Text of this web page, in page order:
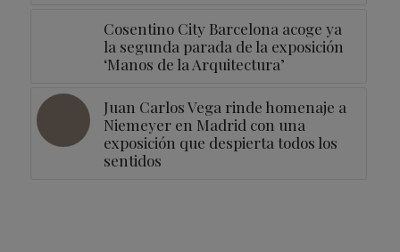
Cosentino City Barcelona acoge ya
la segunda parada de la exposición
‘Manos de la Arquitectura’
Juan Carlos Vega rinde homenaje a
Niemeyer en Madrid con una
exposición que despierta todos los
sentidos